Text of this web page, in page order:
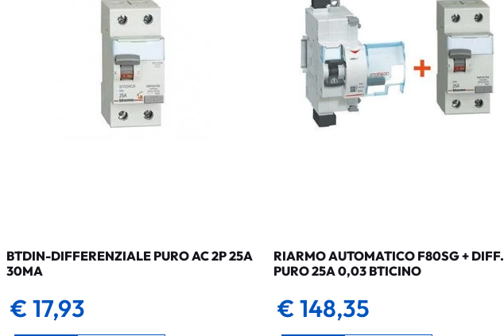
BTDIN-DIFFERENZIALE PURO AC 2P 25A
30MA
€ 17,93
RIARMO AUTOMATICO F80SG + DIFF.
PURO 25A 0,03 BTICINO
€ 148,35